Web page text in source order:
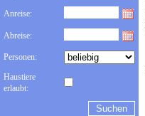
Anreise:
Abreise:
Personen:
Haustiere
erlaubt: